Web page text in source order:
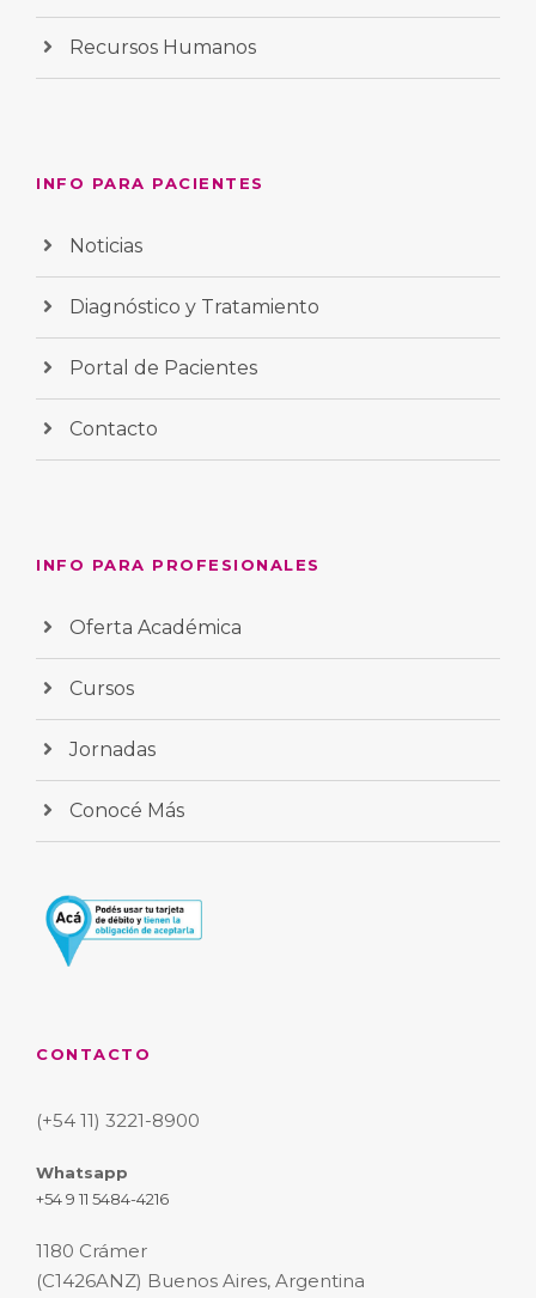
Recursos Humanos
INFO PARA PACIENTES
Noticias
Diagnóstico y Tratamiento
Portal de Pacientes
Contacto
INFO PARA PROFESIONALES
Oferta Académica
Cursos
Jornadas
Conocé Más
CONTACTO
(+54 11) 3221-8900
Whatsapp
+54 9 11 5484-4216
1180 Crámer
(C1426ANZ) Buenos Aires, Argentina